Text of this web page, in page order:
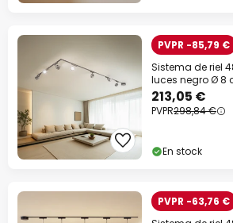
PVPR -85,79 €
Sistema de riel
luces negro Ø 8
213,05 €
PVPR298,84 €
En stock
PVPR -63,76 €
Descuento extra
-10% EXTRA
-13% EXTRA.
en casi todo*